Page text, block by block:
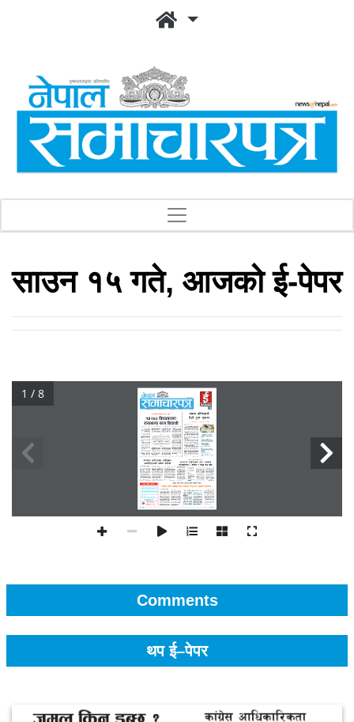
साउन १५ गते, आजको ई-पेपर
1 / 8
Comments
थप ई–पेपर